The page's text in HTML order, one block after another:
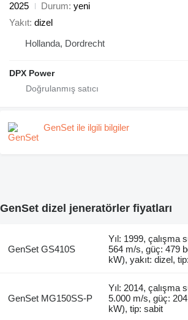
2025
Durum yeni
Yakıt dizel
Hollanda, Dordrecht
DPX Power
GenSet ile ilgili bilgiler
GenSet dizel jeneratörler fiyatları
GenSet GS410S
Yıl: 1999, çalışma
564 m/s, güç: 479
kW), yakıt: dizel,
GenSet MG150SS-P
Yıl: 2014, çalışma
5.000 m/s, güç:
kW), tip: sabit